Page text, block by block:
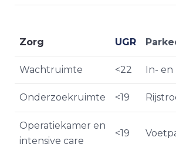
Zorg UGR
Wachtruimte <22 In-
Onderzoekruimte <19
Operatiekamer en
intensive care
<19